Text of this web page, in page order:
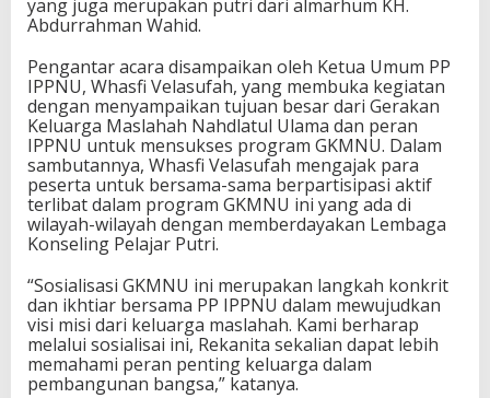
yang juga merupakan putri dari almarhum KH.
Abdurrahman Wahid.
Pengantar acara disampaikan oleh Ketua Umum PP
IPPNU, Whasfi Velasufah, yang membuka kegiatan
dengan menyampaikan tujuan besar dari Gerakan
Keluarga Maslahah Nahdlatul Ulama dan peran
IPPNU untuk mensukses program GKMNU. Dalam
sambutannya, Whasfi Velasufah mengajak para
peserta untuk bersama-sama berpartisipasi aktif
terlibat dalam program GKMNU ini yang ada di
wilayah-wilayah dengan memberdayakan Lembaga
Konseling Pelajar Putri.
“Sosialisasi GKMNU ini merupakan langkah konkrit
dan ikhtiar bersama PP IPPNU dalam mewujudkan
visi misi dari keluarga maslahah. Kami berharap
melalui sosialisai ini, Rekanita sekalian dapat lebih
memahami peran penting keluarga dalam
pembangunan bangsa,” katanya.